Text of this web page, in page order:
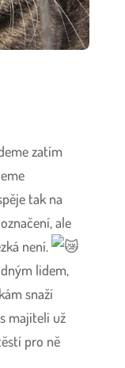
zatím
tak na
ale
není.
lidem,
snaží
majiteli už
pro ně